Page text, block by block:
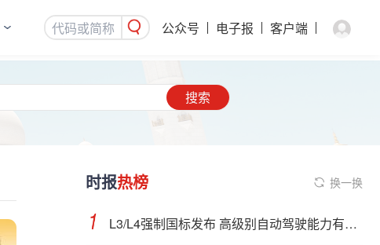
公众号 电子报 客户端
搜索
时报热榜 换一换
L3/L4强制国标发布 高级别自动驾驶能力有望看齐“老司机”